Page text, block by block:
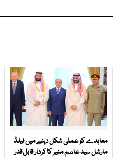
معاہدے کو عملی شکل دینے میں فیلڈ
مارشل سید عاصم منیر کا کردار قابل قدر